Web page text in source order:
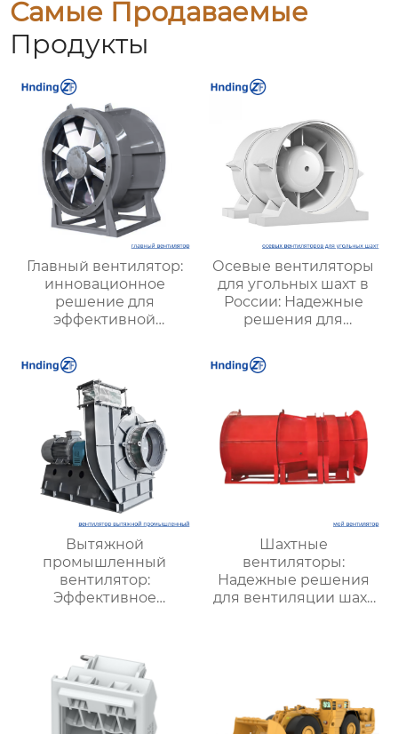
Самые Продаваемые
Продукты
Главный вентилятор:
инновационное
решение для
эффективной
оптимизации работы
Осевые вентиляторы
для угольных шахт в
России: Надежные
решения для
вентиляции и
безопасности
Вытяжной
промышленный
вентилятор:
Эффективное
Шахтные
вентиляторы:
Надежные решения
для вентиляции шахт